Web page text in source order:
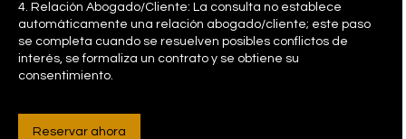
4. Relación Abogado/Cliente: La consulta no establece
automáticamente una relación abogado/cliente; este paso
se completa cuando se resuelven posibles conflictos de
interés, se formaliza un contrato y se obtiene su
consentimiento.
Reservar ahora